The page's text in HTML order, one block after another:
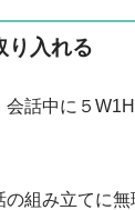
り入れる
話中に５
組み立てに